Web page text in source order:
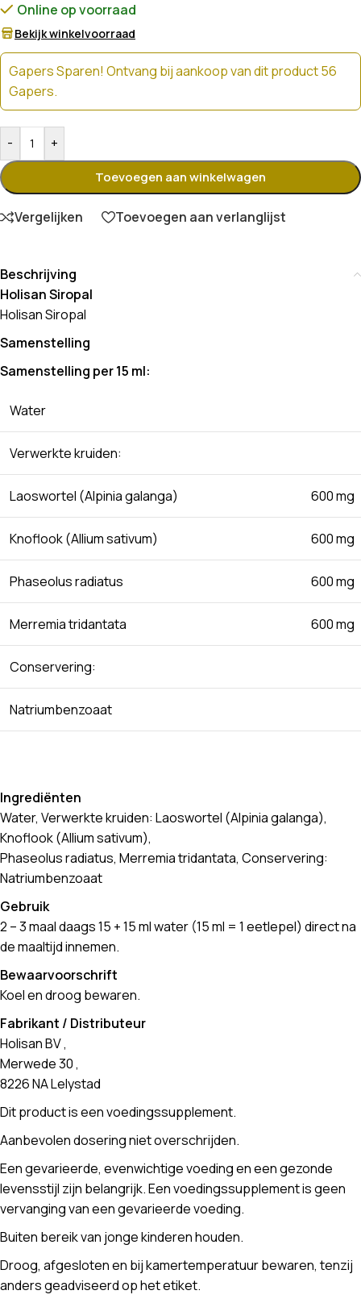
Online op voorraad
Bekijk winkelvoorraad
Gapers Sparen! Ontvang bij aankoop van dit product 56
Gapers.
- +
Toevoegen aan winkelwagen
Vergelijken Toevoegen aan verlanglijst
Beschrijving
Holisan Siropal
Holisan Siropal
Samenstelling
Samenstelling per 15 ml:
Water
Verwerkte kruiden:
Laoswortel (Alpinia galanga) 600 mg
Knoflook (Allium sativum) 600 mg
Phaseolus radiatus 600 mg
Merremia tridantata 600 mg
Conservering:
Natriumbenzoaat
Ingrediënten
Water, Verwerkte kruiden: Laoswortel (Alpinia galanga),
Knoflook (Allium sativum),
Phaseolus radiatus, Merremia tridantata, Conservering:
Natriumbenzoaat
Gebruik
2 – 3 maal daags 15 + 15 ml water (15 ml = 1 eetlepel) direct na
de maaltijd innemen.
Bewaarvoorschrift
Koel en droog bewaren.
Fabrikant / Distributeur
Holisan BV ,
Merwede 30 ,
8226 NA Lelystad
Dit product is een voedingssupplement.
Aanbevolen dosering niet overschrijden.
Een gevarieerde, evenwichtige voeding en een gezonde
levensstijl zijn belangrijk. Een voedingssupplement is geen
vervanging van een gevarieerde voeding.
Buiten bereik van jonge kinderen houden.
Droog, afgesloten en bij kamertemperatuur bewaren, tenzij
anders geadviseerd op het etiket.